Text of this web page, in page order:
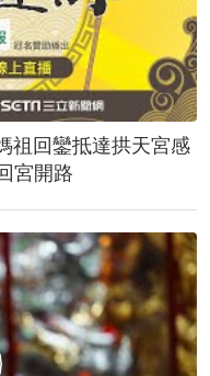
祖回鑾抵達拱天宮感
宮開路